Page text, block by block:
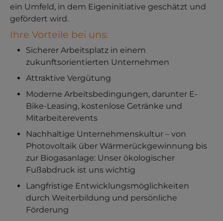
ein Umfeld, in dem Eigeninitiative geschätzt und
gefördert wird.
Ihre Vorteile bei uns:
Sicherer Arbeitsplatz in einem
zukunftsorientierten Unternehmen
Attraktive Vergütung
Moderne Arbeitsbedingungen, darunter E-
Bike-Leasing, kostenlose Getränke und
Mitarbeiterevents
Nachhaltige Unternehmenskultur – von
Photovoltaik über Wärmerückgewinnung bis
zur Biogasanlage: Unser ökologischer
Fußabdruck ist uns wichtig
Langfristige Entwicklungsmöglichkeiten
durch Weiterbildung und persönliche
Förderung